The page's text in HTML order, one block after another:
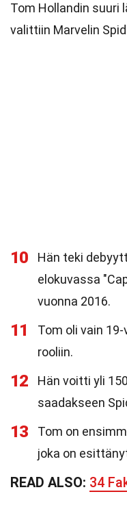
Tom Hollandin suuri
valittiin Marvelin
10
Hän teki
elokuvassa
vuonna 2016.
11
Tom oli vain
rooliin.
12
Hän voitti yli
saadakseen
13
Tom on
joka on
READ ALSO: 34